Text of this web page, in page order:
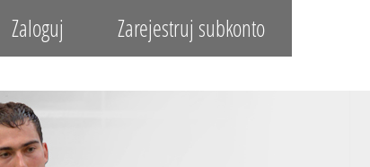
Zaloguj Zarejestruj subkonto